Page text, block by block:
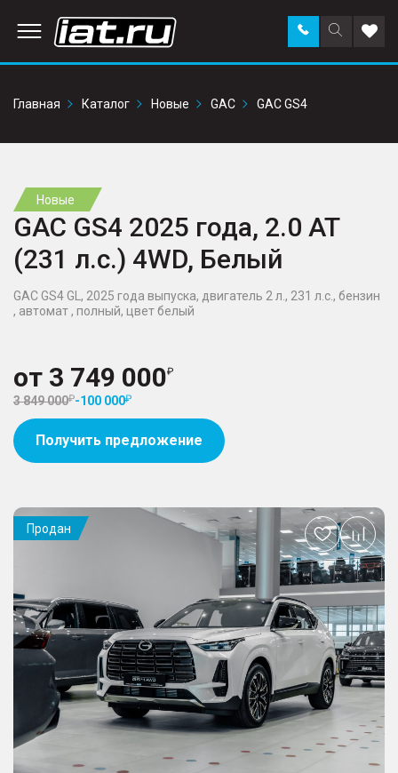
Поиск
по
Заказать
звонок в
Главная
Каталог Новые GAC GAC GS4
Новые
GAC GS4 2025 года, 2.0 AT
(231 л.с.) 4WD, Белый
GAC GS4 GL, 2025 года выпуска, двигатель 2 л., 231 л.с., бензин
, автомат , полный, цвет белый
от 3 749 000
3 849 000 -100 000
Получить предложение
Продан
Добавить
в
избранное